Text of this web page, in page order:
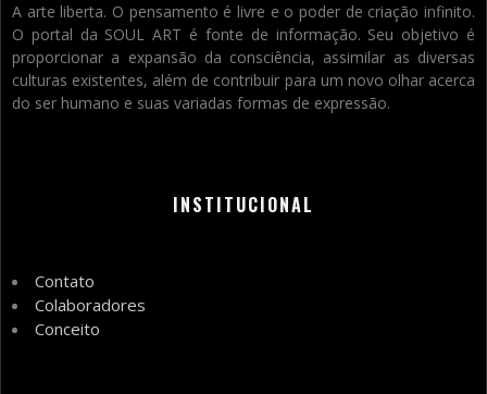
A arte liberta. O pensamento é livre e o poder de criação infinito.
O portal da SOUL ART é fonte de informação. Seu objetivo é
proporcionar a expansão da consciência, assimilar as diversas
culturas existentes, além de contribuir para um novo olhar acerca
do ser humano e suas variadas formas de expressão.
INSTITUCIONAL
Contato
Colaboradores
Conceito